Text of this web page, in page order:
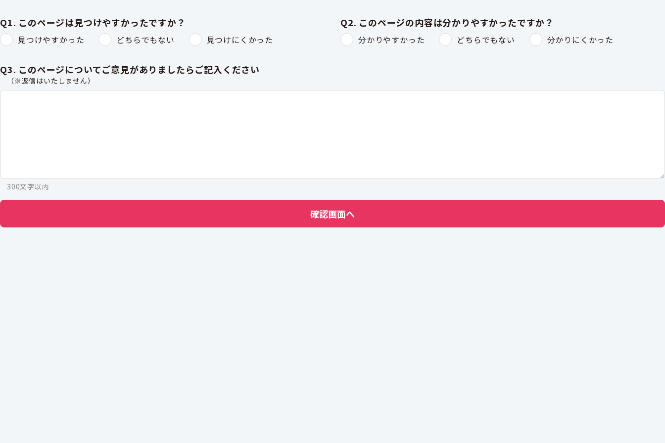
Q1. このページは見つけやすかったですか？
見つけやすかった どちらでもない 見つけにくかった
Q2. このページの内容は分かりやすかったですか？
分かりやすかった どちらでもない 分かりにくかった
Q3. このページについてご意見がありましたらご記入ください
（※返信はいたしません）
300文字以内